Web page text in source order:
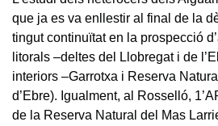
que ja es va enllestir al final de la
tingut continuïtat en la prospecció
litorals –deltes del Llobregat i de
interiors –Garrotxa i Reserva
d’Ebre). Igualment, al Rosselló,
de la Reserva Natural del Mas